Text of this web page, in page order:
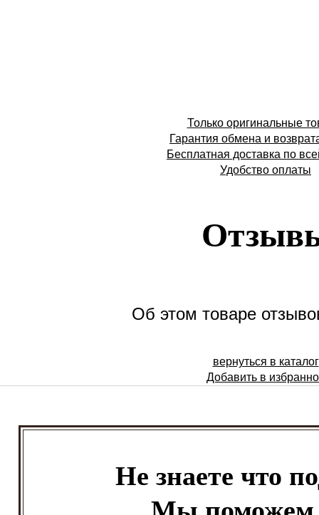
Только оригинальные
Гарантия обмена и
Бесплатная доставка по
Удобство оплаты
Об этом товаре
вернуться в каталог
Добавить в
Не знаете что